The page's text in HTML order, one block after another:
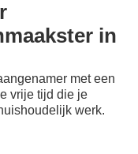
in
met een
vrije tijd die je
werk.